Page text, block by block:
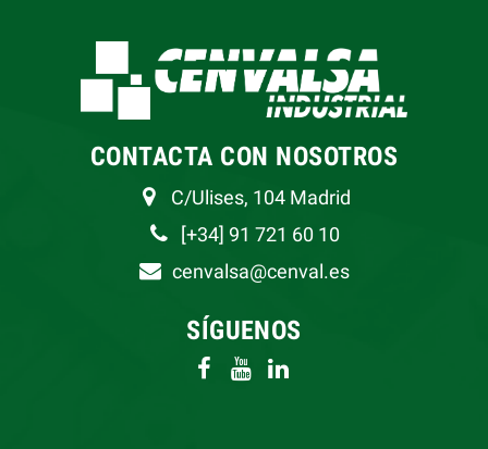
CONTACTA CON NOSOTROS
C/Ulises, 104 Madrid
[+34] 91 721 60 10
cenvalsa@cenval.es
SÍGUENOS